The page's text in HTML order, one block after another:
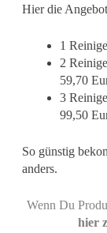
Hier die
1
2
59,70
3
99,50
So günstig
anders.
Wenn Du
hier